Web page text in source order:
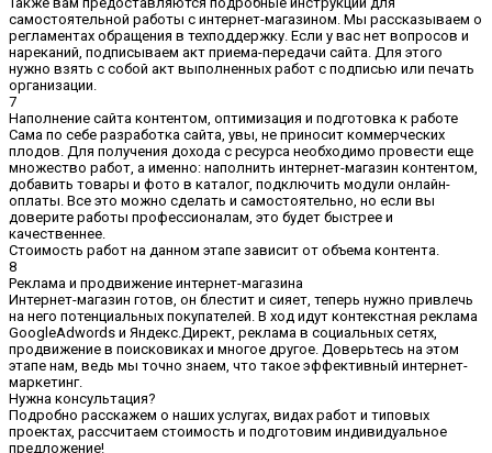
самостоятельной работы с интернет-магазином. Мы рассказываем о
регламентах обращения в техподдержку. Если у вас нет вопросов и
нареканий, подписываем акт приема-передачи сайта. Для этого
нужно взять с собой акт выполненных работ с подписью или печать
организации.
7
Наполнение сайта контентом, оптимизация и подготовка к работе
Сама по себе разработка сайта, увы, не приносит коммерческих
плодов. Для получения дохода с ресурса необходимо провести еще
множество работ, а именно: наполнить интернет-магазин контентом,
добавить товары и фото в каталог, подключить модули онлайн-
оплаты. Все это можно сделать и самостоятельно, но если вы
доверите работы профессионалам, это будет быстрее и
качественнее.
Стоимость работ на данном этапе зависит от объема контента.
8
Реклама и продвижение интернет-магазина
Интернет-магазин готов, он блестит и сияет, теперь нужно привлечь
на него потенциальных покупателей. В ход идут контекстная реклама
GoogleAdwords и Яндекс.Директ, реклама в социальных сетях,
продвижение в поисковиках и многое другое. Доверьтесь на этом
этапе нам, ведь мы точно знаем, что такое эффективный интернет-
маркетинг.
Нужна консультация?
Подробно расскажем о наших услугах, видах работ и типовых
проектах, рассчитаем стоимость и подготовим индивидуальное
предложение!